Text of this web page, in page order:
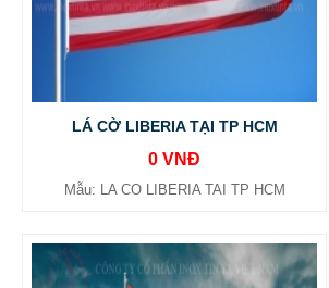
LÁ CỜ LIBERIA TẠI TP HCM
0 VNĐ
Mẫu: LA CO LIBERIA TAI TP HCM